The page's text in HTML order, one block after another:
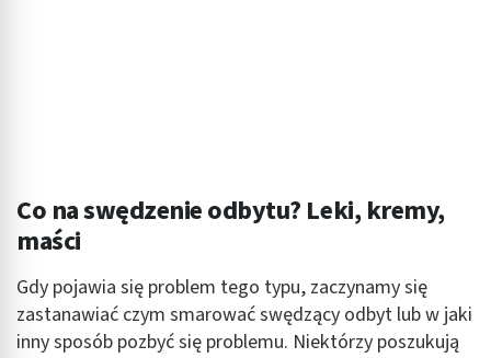
Co na swędzenie odbytu? Leki, kremy,
maści
Gdy pojawia się problem tego typu, zaczynamy się
zastanawiać czym smarować swędzący odbyt lub w jaki
inny sposób pozbyć się problemu. Niektórzy poszukują